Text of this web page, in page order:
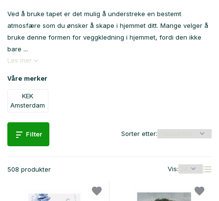
Ved å bruke tapet er det mulig å understreke en bestemt
atmosfære som du ønsker å skape i hjemmet ditt. Mange velger å
bruke denne formen for veggkledning i hjemmet, fordi den ikke
bare ...
Les mer
Våre merker
KEK
Amsterdam
Filter
508 produkter Vis:
Sorter etter: